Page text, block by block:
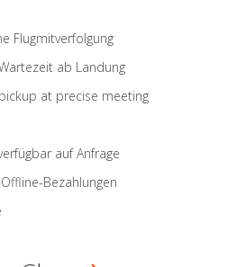
Flugmitverfolgung
ab Landung
at precise meeting
auf Anfrage
Bezahlungen